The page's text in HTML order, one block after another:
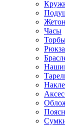
Часы